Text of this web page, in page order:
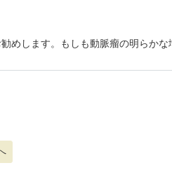
めします。もしも動脈瘤の明らかな
ピロリ菌除去
記事へ: マラセチア